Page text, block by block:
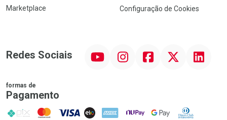
Marketplace
Configuração de Cookies
Redes Sociais InstagramFacebook Linkedin
formas de
Pagamento
PIX MasterCard
VISA ELO AMEX NuPay Google PayDiners Club